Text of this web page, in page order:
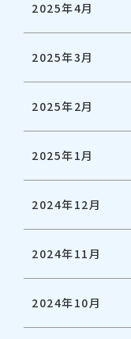
2025年4月
2025年3月
2025年2月
2025年1月
2024年12月
2024年11月
2024年10月